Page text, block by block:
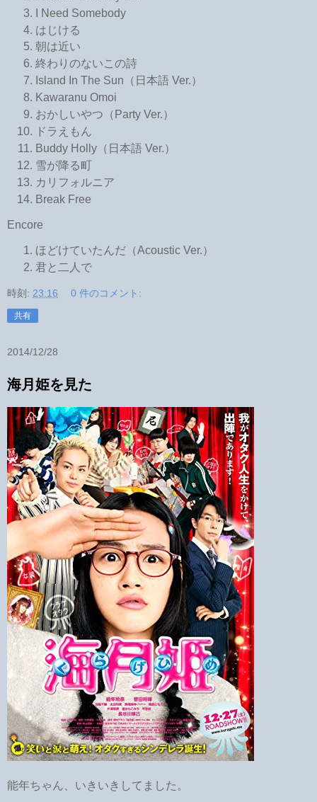
I Need Somebody
はじける
朝は近い
終わりのないこの詩
Island In The Sun（日本語 Ver.）
Kawaranu Omoi
おかしいやつ（Party Ver.）
ドラえもん
Buddy Holly（日本語 Ver.）
雪が降る町
カリフォルニア
Break Free
Encore
ほどけていたんだ（Acoustic Ver.）
君と二人で
時刻: 23:16 0 件のコメント:
共有
2014/12/28
海月姫を見た
能年ちゃん、いきいきしてました。